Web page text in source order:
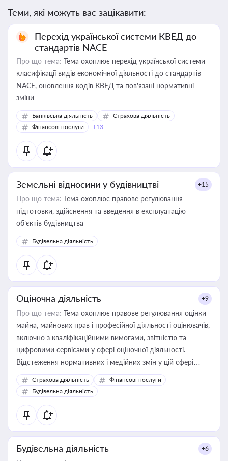
Теми, які можуть вас зацікавити:
Перехід української системи КВЕД до
стандартів NACE
Про що тема: Тема охоплює перехід української системи
класифікації видів економічної діяльності до стандартів
NACE, оновлення кодів КВЕД та пов'язані нормативні
зміни
Банківська діяльність
Страхова діяльність
Фінансові послуги
+13
Земельні відносини у будівництві +15
Про що тема: Тема охоплює правове регулювання
підготовки, здійснення та введення в експлуатацію
об’єктів будівництва
Будівельна діяльність
Оціночна діяльність +9
Про що тема: Тема охоплює правове регулювання оцінки
майна, майнових прав і професійної діяльності оцінювачів,
включно з кваліфікаційними вимогами, звітністю та
цифровими сервісами у сфері оціночної діяльності.
Відстеження нормативних і медійних змін у цій сфері
корисне для власника бізнесу, керівника, юриста або
бухгалтера під час оподаткування, приватизації, оренди
державного майна, корпоративних угод і перевірки
статусу суб'єктів оціночної діяльності
Страхова діяльність
Фінансові послуги
Будівельна діяльність
Будівельна діяльність +6